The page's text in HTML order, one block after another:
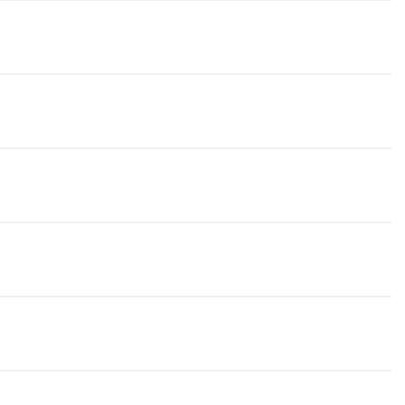
wenn es darauf
national und international
mit Ihnen. Moderneste